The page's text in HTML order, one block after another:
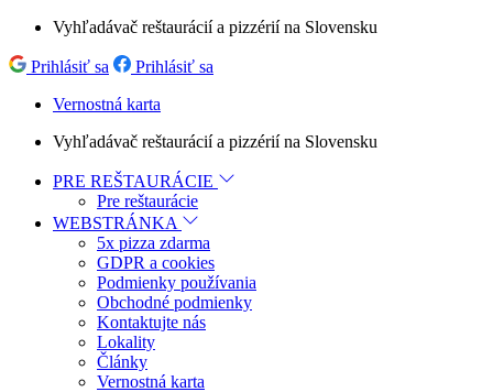
Vyhľadávač reštaurácií a pizzérií na Slovensku
Prihlásiť sa
Prihlásiť sa
Vernostná karta
Vyhľadávač reštaurácií a pizzérií na Slovensku
PRE REŠTAURÁCIE
Pre reštaurácie
WEBSTRÁNKA
5x pizza zdarma
GDPR a cookies
Podmienky používania
Obchodné podmienky
Kontaktujte nás
Lokality
Články
Vernostná karta